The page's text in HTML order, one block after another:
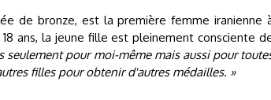
de bronze, est la première femme iranienne
ans, la jeune fille est pleinement consciente
seulement pour moi-même mais aussi pour
filles pour obtenir d'autres médailles. »